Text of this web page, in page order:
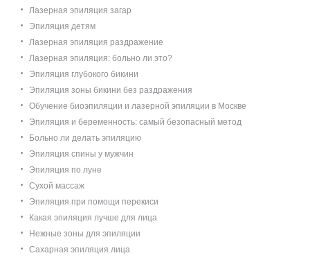
Лазерная эпиляция загар
Эпиляция детям
Лазерная эпиляция раздражение
Лазерная эпиляция: больно ли это?
Эпиляция глубокого бикини
Эпиляция зоны бикини без раздражения
Обучение биоэпиляции и лазерной эпиляции в Москве
Эпиляция и беременность: самый безопасный метод
Больно ли делать эпиляцию
Эпиляция спины у мужчин
Эпиляция по луне
Сухой массаж
Эпиляция при помощи перекиси
Какая эпиляция лучше для лица
Нежные зоны для эпиляции
Сахарная эпиляция лица